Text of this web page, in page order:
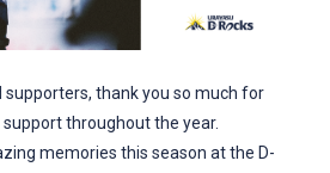
thank you so much for
throughout the year.
memories this season at the D-